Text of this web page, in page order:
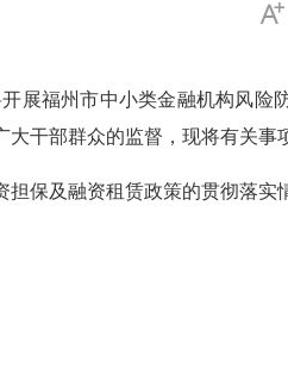
福州市中小类金融机构风险
干部群众的监督，现将有关事
保及融资租赁政策的贯彻落实